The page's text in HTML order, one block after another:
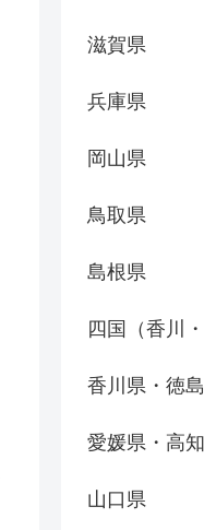
滋賀県
兵庫県
岡山県
鳥取県
島根県
四国（香川
香川県・徳
愛媛県・高
山口県